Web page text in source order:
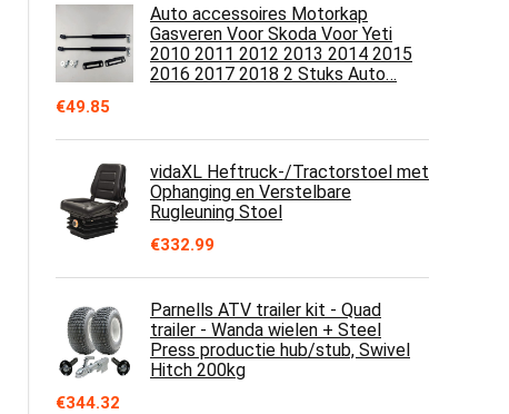
Auto accessoires Motorkap
Gasveren Voor Skoda Voor Yeti
2010 2011 2012 2013 2014 2015
2016 2017 2018 2 Stuks Auto…
€49.85
vidaXL Heftruck-/Tractorstoel met
Ophanging en Verstelbare
Rugleuning Stoel
€332.99
Parnells ATV trailer kit - Quad
trailer - Wanda wielen + Steel
Press productie hub/stub, Swivel
Hitch 200kg
€344.32